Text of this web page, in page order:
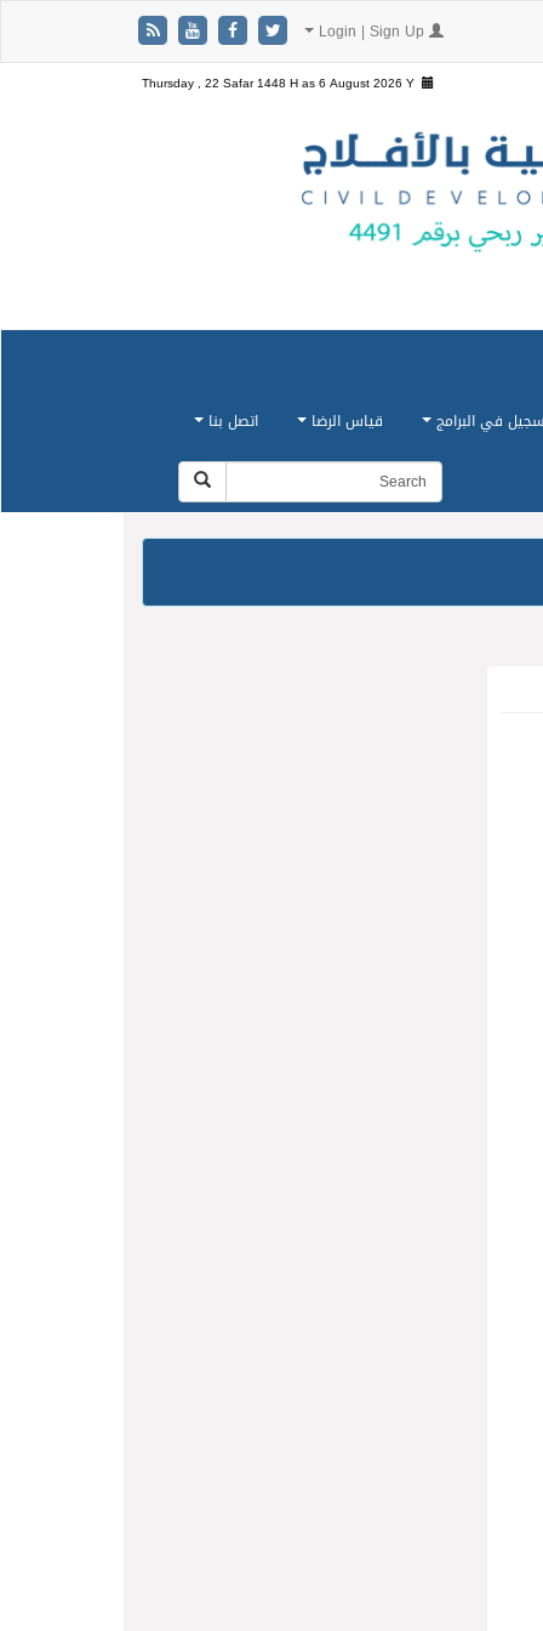
Thursday , 22 Safar 1448 H as6 August 2026 Y
في البرامج قياس الرضا اتصل بنا